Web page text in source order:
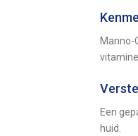
Manno-
Een
huid.